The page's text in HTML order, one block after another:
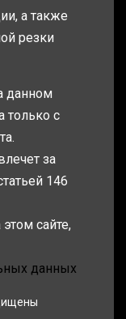
а также
резки
данном
только с
за
146
сайте,
данных